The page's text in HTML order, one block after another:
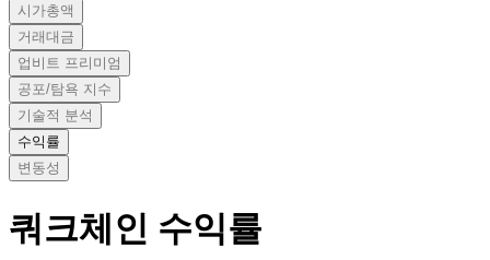
시가총액
거래대금
업비트 프리미엄
공포/탐욕 지수
기술적 분석
수익률
변동성
쿼크체인 수익률